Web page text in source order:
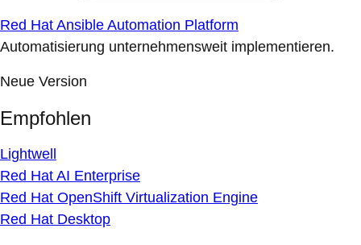
Red Hat Ansible Automation Platform
Automatisierung unternehmensweit implementieren.
Neue Version
Empfohlen
Lightwell
Red Hat AI Enterprise
Red Hat OpenShift Virtualization Engine
Red Hat Desktop